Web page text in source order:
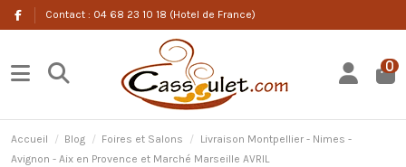
Contact : 04 68 23 10 18 (Hotel de France)
0
Accueil Blog Foires et Salons
Livraison Montpellier - Nimes -
Avignon - Aix en Provence et Marché Marseille AVRIL